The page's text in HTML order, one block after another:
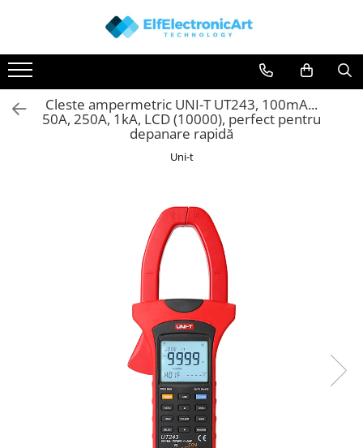
Toate Produsele
Audio
Auto
Instrumente de masura si control
Osciloscoape AXIOMET
Osciloscoape B&K PRECISION
Cleste ampermetric UNI-T UT243, 100mA...
50A, 250A, 1kA, LCD (10000), perfect pentru
depanare rapidă
Uni-t